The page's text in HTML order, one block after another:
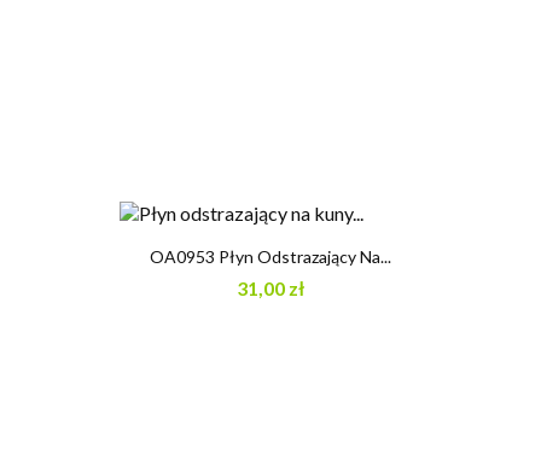
OA0953 Płyn Odstrazający Na...
31,00 zł